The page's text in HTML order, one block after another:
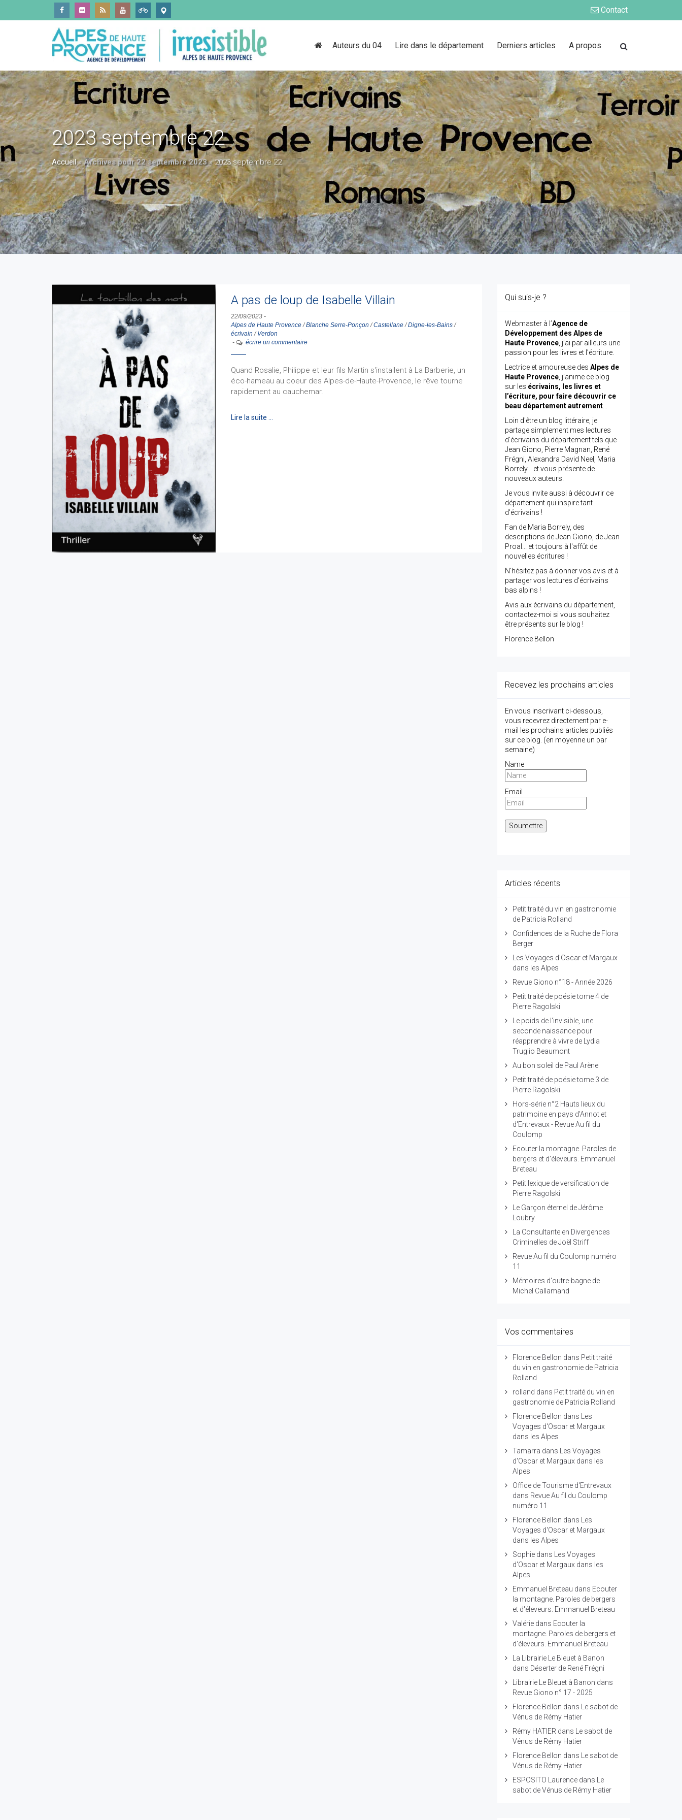
Contact
Auteurs du 04 Lire dans le département Derniers articles A propos
2023 septembre 22
Accueil»Archives pour 22 septembre 2023»2023 septembre 22
A pas de loup de Isabelle Villain
22/09/2023 -
Alpes de Haute Provence/Blanche Serre-Ponçon /Castellane/Digne-les-Bains/
écrivain / Verdon
-
écrire un commentaire
Quand Rosalie, Philippe et leur fils Martin s'installent à La Barberie, un
éco-hameau au coeur des Alpes-de-Haute-Provence, le rêve tourne
rapidement au cauchemar.
Lire la suite …
Qui suis-je ?
Webmaster à l’Agence de
Développement des Alpes de
Haute Provence, j’ai par ailleurs une
passion pour les livres et l’écriture.
Lectrice et amoureuse des Alpes de
Haute Provence, j’anime ce blog
sur les écrivains, les livres et
l’écriture, pour faire découvrir ce
beau département autrement…
Loin d'être un blog littéraire, je
partage simplement mes lectures
d'écrivains du département tels que
Jean Giono, Pierre Magnan, René
Frégni, Alexandra David Neel, Maria
Borrely... et vous présente de
nouveaux auteurs.
Je vous invite aussi à découvrir ce
département qui inspire tant
d'écrivains !
Fan de Maria Borrely, des
descriptions de Jean Giono, de Jean
Proal... et toujours à l'affût de
nouvelles écritures !
N'hésitez pas à donner vos avis et à
partager vos lectures d'écrivains
bas alpins !
Avis aux écrivains du département,
contactez-moi si vous souhaitez
être présents sur le blog !
Florence Bellon
Recevez les prochains articles
En vous inscrivant ci-dessous,
vous recevrez directement par e-
mail les prochains articles publiés
sur ce blog. (en moyenne un par
semaine)
Name
Email
Articles récents
Petit traité du vin en gastronomie
de Patricia Rolland
Confidences de la Ruche de Flora
Berger
Les Voyages d'Oscar et Margaux
dans les Alpes
Revue Giono n°18 - Année 2026
Petit traité de poésie tome 4 de
Pierre Ragolski
Le poids de l'invisible, une
seconde naissance pour
réapprendre à vivre de Lydia
Truglio Beaumont
Au bon soleil de Paul Arène
Petit traité de poésie tome 3 de
Pierre Ragolski
Hors-série n°2 Hauts lieux du
patrimoine en pays d'Annot et
d'Entrevaux - Revue Au fil du
Coulomp
Ecouter la montagne. Paroles de
bergers et d'éleveurs. Emmanuel
Breteau
Petit lexique de versification de
Pierre Ragolski
Le Garçon éternel de Jérôme
Loubry
La Consultante en Divergences
Criminelles de Joël Striff
Revue Au fil du Coulomp numéro
11
Mémoires d'outre-bagne de
Michel Callamand
Vos commentaires
Florence Bellon dans Petit traité
du vin en gastronomie de Patricia
Rolland
rolland dans Petit traité du vin en
gastronomie de Patricia Rolland
Florence Bellon dans
Les
Voyages d'Oscar et Margaux
dans les Alpes
Tamarra dans
Les Voyages
d'Oscar et Margaux dans les
Alpes
Office de Tourisme d'Entrevaux
dans Revue Au fil du Coulomp
numéro 11
Florence Bellon dans
Les
Voyages d'Oscar et Margaux
dans les Alpes
Sophiedans
Les Voyages
d'Oscar et Margaux dans les
Alpes
Emmanuel Breteau dans Ecouter
la montagne. Paroles de bergers
et d'éleveurs. Emmanuel Breteau
Valériedans Ecouter la
montagne. Paroles de bergers et
d'éleveurs. Emmanuel Breteau
La Librairie Le Bleuet à Banon
dans Déserter de René Frégni
Librairie Le Bleuet à Banon dans
Revue Giono n° 17 - 2025
Florence Bellon dans
Le sabot de
Vénus de Rémy Hatier
Rémy HATIER dans
Le sabot de
Vénus de Rémy Hatier
Florence Bellon dans
Le sabot de
Vénus de Rémy Hatier
ESPOSITO Laurencedans
Le
sabot de Vénus de Rémy Hatier